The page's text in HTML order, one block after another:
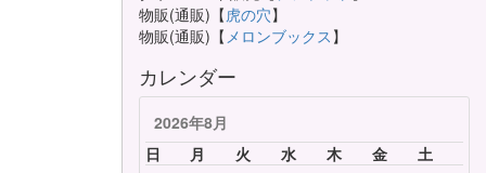
物販(通販)【虎の穴】
物販(通販)【 メロンブックス 】
カレンダー
2026年8月
日
月 火 水 木 金
土